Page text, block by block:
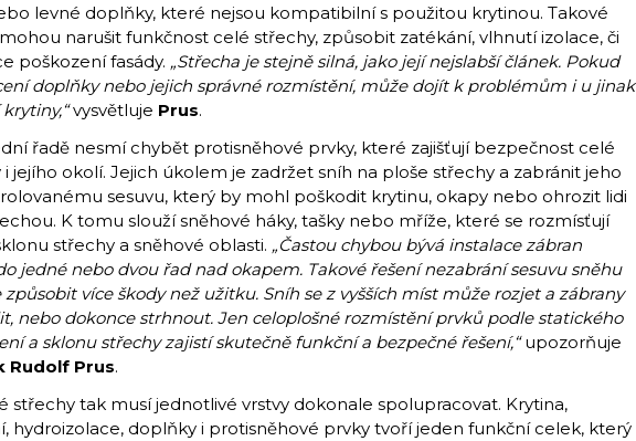
levné doplňky, které nejsou kompatibilní s použitou krytinou. Takové
narušit funkčnost celé střechy, způsobit zatékání, vlhnutí izolace, či
poškození fasády. „Střecha je stejně silná, jako její nejslabší článek. Pokud
doplňky nebo jejich správné rozmístění, může dojít k problémům i u jinak
vysvětluje Prus.
řadě nesmí chybět protisněhové prvky, které zajišťují bezpečnost celé
i jejího okolí. Jejich úkolem je zadržet sníh na ploše střechy a zabránit jeho
sesuvu, který by mohl poškodit krytinu, okapy nebo ohrozit lidi
K tomu slouží sněhové háky, tašky nebo mříže, které se rozmísťují
střechy a sněhové oblasti. „Častou chybou bývá instalace zábran
jedné nebo dvou řad nad okapem. Takové řešení nezabrání sesuvu sněhu
způsobit více škody než užitku. Sníh se z vyšších míst může rozjet a zábrany
nebo dokonce strhnout. Jen celoplošné rozmístění prvků podle statického
a sklonu střechy zajistí skutečně funkční a bezpečné řešení,“upozorňuje
Rudolf Prus.
střechy tak musí jednotlivé vrstvy dokonale spolupracovat. Krytina,
hydroizolace, doplňky i protisněhové prvky tvoří jeden funkční celek, který